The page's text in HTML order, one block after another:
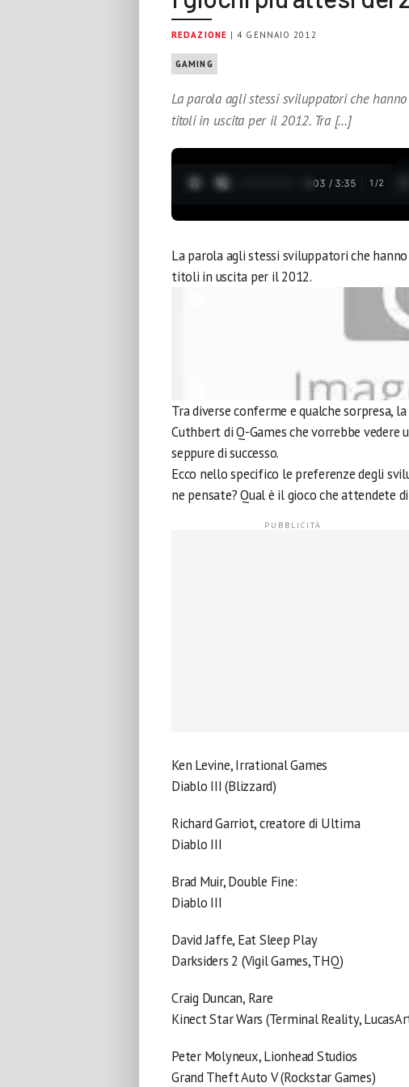
REDAZIONE | 4 GENNAIO 2012
GAMING
La parola agli stessi sviluppatori che
titoli in uscita per il 2012. Tra […]
0:04 / 3:35 1 /2
La parola agli stessi sviluppatori che
titoli in uscita per il 2012.
Tra diverse conferme e qualche sorpresa,
Cuthbert di Q-Games che vorrebbe vedere u
seppure di successo.
Ecco nello specifico le preferenze degli
ne pensate? Qual è il gioco che attendete
Ken Levine, Irrational Games
Diablo III (Blizzard)
Richard Garriot, creatore di Ultima
Diablo III
Brad Muir, Double Fine:
Diablo III
David Jaffe, Eat Sleep Play
Darksiders 2 (Vigil Games, THQ)
Craig Duncan, Rare
Kinect Star Wars (Terminal Reality,
Peter Molyneux, Lionhead Studios
Grand Theft Auto V (Rockstar Games)